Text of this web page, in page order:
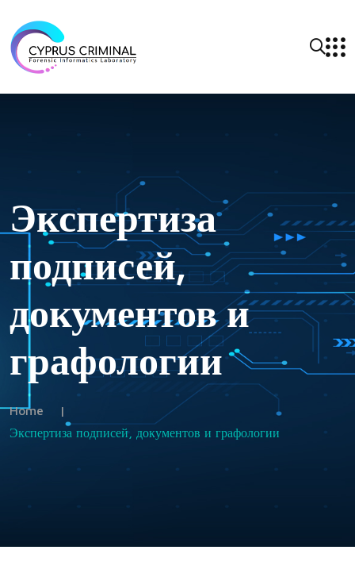
Экспертиза
подписей,
документов и
графологии
Home
|
Экспертиза подписей, документов и графологии